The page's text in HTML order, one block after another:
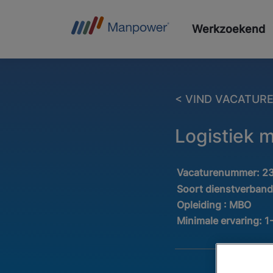
Werkzoekend
< VIND
Logistiek
Vacaturenummer:
Soort
Opleiding : MBO
Minimale ervaring: